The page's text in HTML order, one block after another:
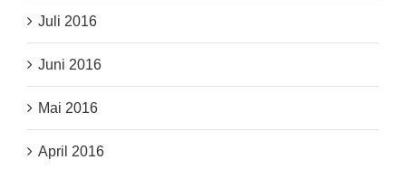
Juli 2016
Juni 2016
Mai 2016
April 2016